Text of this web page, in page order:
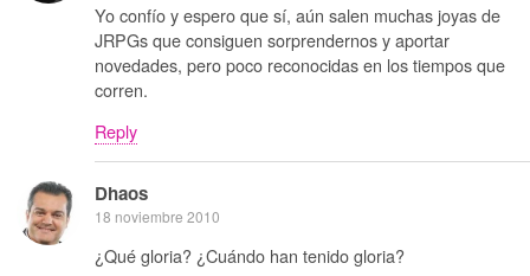
Yo confío y espero que sí, aún salen muchas joyas de
JRPGs que consiguen sorprendernos y aportar
novedades, pero poco reconocidas en los tiempos que
corren.
Reply
Dhaos
18 noviembre 2010
¿Qué gloria? ¿Cuándo han tenido gloria?